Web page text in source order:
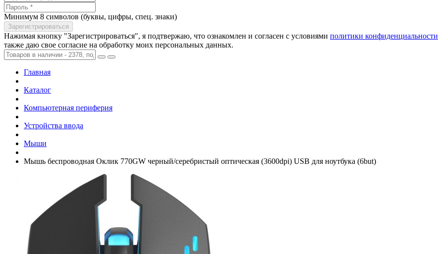
Минимум 8 символов (буквы, цифры, спец. знаки)
Нажимая кнопку "Зарегистрироваться", я подтвержаю, что ознакомлен и согласен с условиями политики конфиденциальности
также даю свое согласие на обработку моих персональных данных.
Главная
Каталог
Компьютерная периферия
Устройства ввода
Мыши
Мышь беспроводная Оклик 770GW черный/­серебристый оптическая (3600dpi) USB для ноутбука (6but)